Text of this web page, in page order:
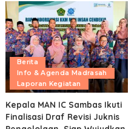
Berita
Info & Agenda Madrasah
Laporan Kegiatan
Kepala MAN IC Sambas Ikuti
Finalisasi Draf Revisi Juknis